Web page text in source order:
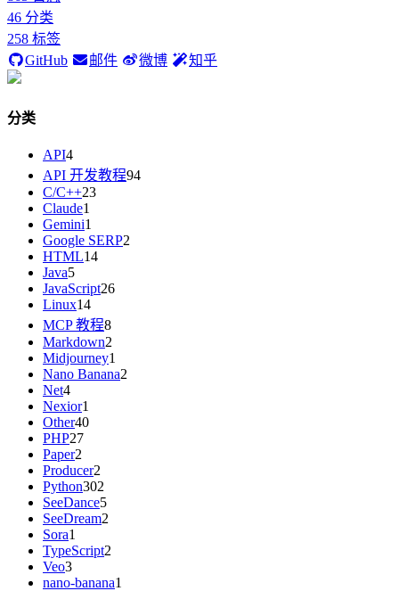
46 分类
258 标签
GitHub
邮件 微博 知乎
分类
API4
API 开发教程94
C/C++23
Claude1
Gemini1
Google SERP2
HTML14
Java5
JavaScript26
Linux14
MCP 教程8
Markdown2
Midjourney1
Nano Banana2
Net4
Nexior1
Other40
PHP27
Paper2
Producer2
Python302
SeeDance5
SeeDream2
Sora1
TypeScript2
Veo3
nano-banana1